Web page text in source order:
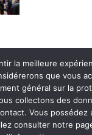
la meilleure
que vous
général sur la
collectons des
Vous
consulter notre